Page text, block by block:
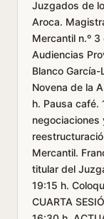
Juzgados de
Aroca.
Mercantil n.º
Audiencias
Blanco
Novena de la
h. Pausa café.
negociaciones
Mercantil.
titular del
19:15 h.
CUARTA